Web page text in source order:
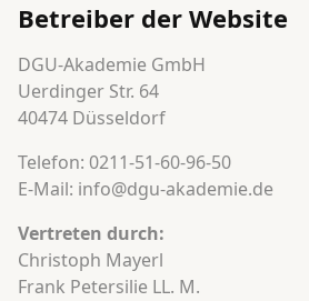
Betreiber der Website
DGU-Akademie GmbH
Uerdinger Str. 64
40474 Düsseldorf
Telefon: 0211-51-60-96-50
E-Mail: info@dgu-akademie.de
Vertreten durch:
Christoph Mayerl
Frank Petersilie LL. M.